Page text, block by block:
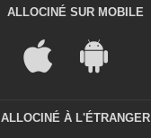
ALLOCINÉ SUR MOBILE
ALLOCINÉ À L'ÉTRANGER